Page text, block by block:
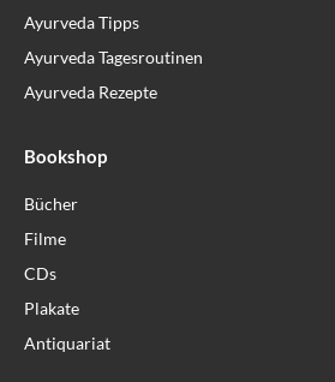
Ayurveda Tipps
Ayurveda Tagesroutinen
Ayurveda Rezepte
Bookshop
Bücher
Filme
CDs
Plakate
Antiquariat